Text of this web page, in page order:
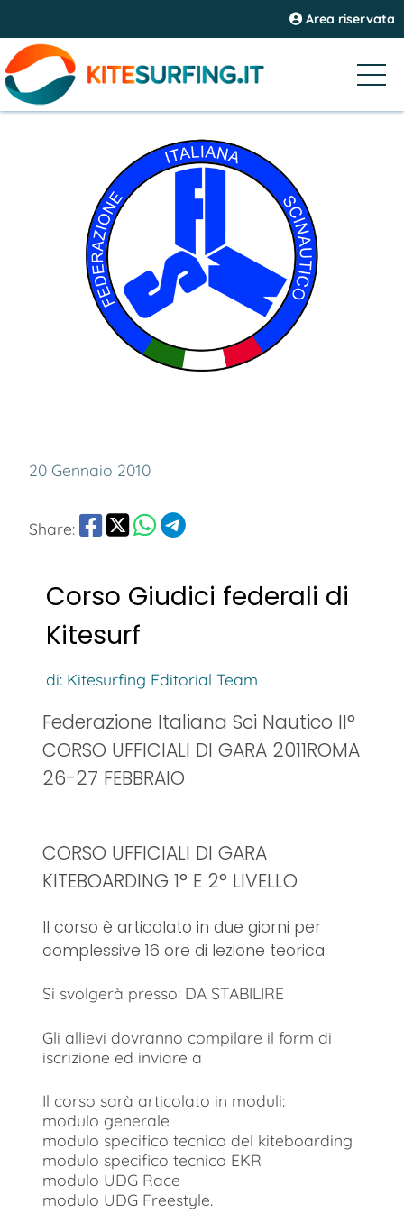
Area riservata
20 Gennaio 2010
Share:
Corso Giudici federali di
Kitesurf
di: Kitesurfing Editorial Team
Federazione Italiana Sci Nautico II°
CORSO UFFICIALI DI GARA 2011ROMA
26-27 FEBBRAIO
CORSO UFFICIALI DI GARA
KITEBOARDING 1° E 2° LIVELLO
Il corso è articolato in due giorni per
complessive 16 ore di lezione teorica
Si svolgerà presso: DA STABILIRE
Gli allievi dovranno compilare il form di
iscrizione ed inviare a
Il corso sarà articolato in moduli:
modulo generale
modulo specifico tecnico del kiteboarding
modulo specifico tecnico EKR
modulo UDG Race
modulo UDG Freestyle.